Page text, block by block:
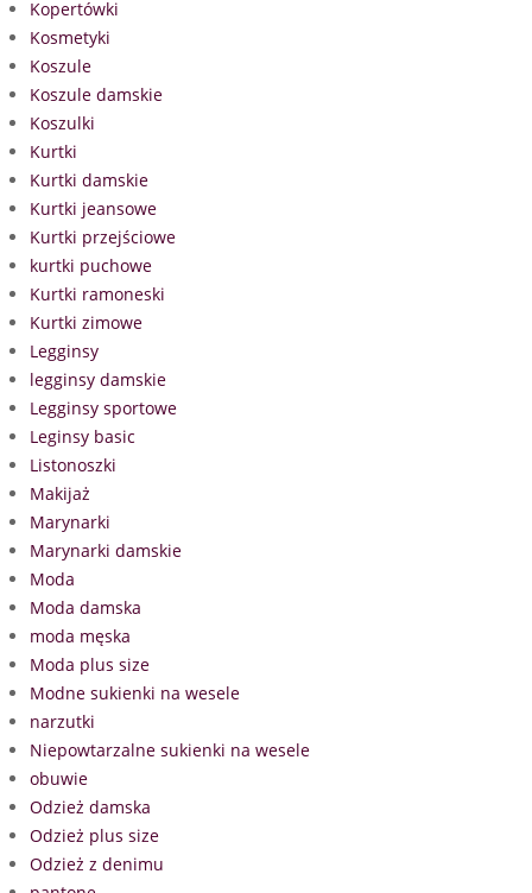
Kopertówki
Kosmetyki
Koszule
Koszule damskie
Koszulki
Kurtki
Kurtki damskie
Kurtki jeansowe
Kurtki przejściowe
kurtki puchowe
Kurtki ramoneski
Kurtki zimowe
Legginsy
legginsy damskie
Legginsy sportowe
Leginsy basic
Listonoszki
Makijaż
Marynarki
Marynarki damskie
Moda
Moda damska
moda męska
Moda plus size
Modne sukienki na wesele
narzutki
Niepowtarzalne sukienki na wesele
obuwie
Odzież damska
Odzież plus size
Odzież z denimu